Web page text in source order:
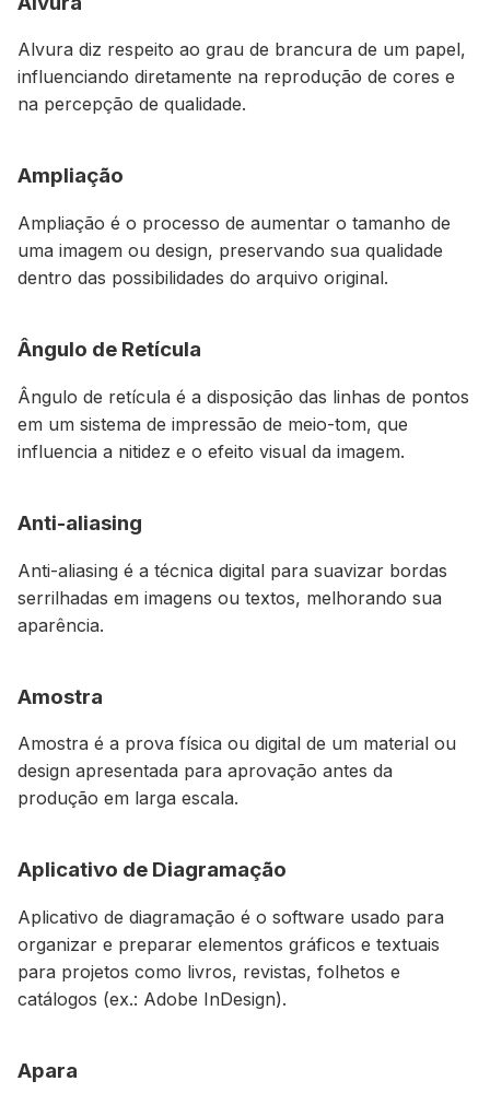
Alvura diz respeito ao grau de brancura de um papel,
influenciando diretamente na reprodução de cores e
na percepção de qualidade.
Ampliação
Ampliação é o processo de aumentar o tamanho de
uma imagem ou design, preservando sua qualidade
dentro das possibilidades do arquivo original.
Ângulo de Retícula
Ângulo de retícula é a disposição das linhas de pontos
em um sistema de impressão de meio-tom, que
influencia a nitidez e o efeito visual da imagem.
Anti-aliasing
Anti-aliasing é a técnica digital para suavizar bordas
serrilhadas em imagens ou textos, melhorando sua
aparência.
Amostra
Amostra é a prova física ou digital de um material ou
design apresentada para aprovação antes da
produção em larga escala.
Aplicativo de Diagramação
Aplicativo de diagramação é o software usado para
organizar e preparar elementos gráficos e textuais
para projetos como livros, revistas, folhetos e
catálogos (ex.: Adobe InDesign).
Apara